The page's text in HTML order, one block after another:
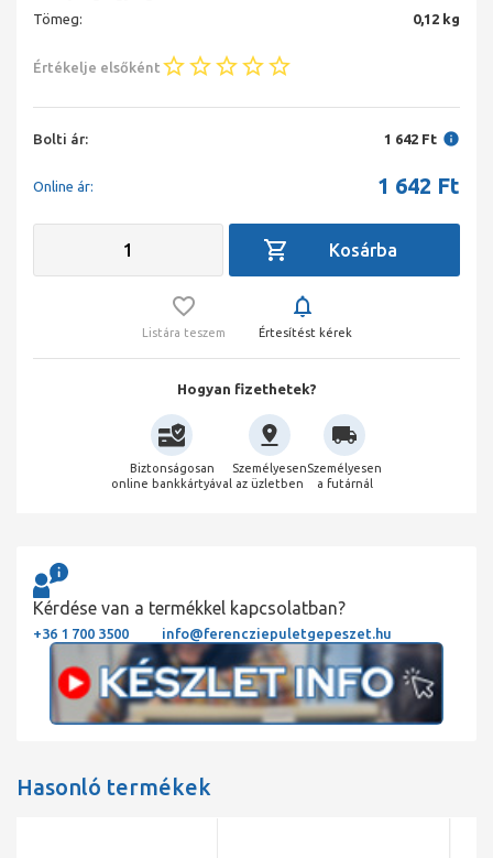
Tömeg:
0,12 kg
Értékelje elsőként
Bolti ár: 1 642 Ft
Online ár: 1 642 Ft
Listára teszem Értesítést kérek
Hogyan fizethetek?
Biztonságosan
online bankkártyával
Személyesen
az üzletben
Személyesen
a futárnál
Kérdése van a termékkel kapcsolatban?
+36 1 700 3500 info@ferencziepuletgepeszet.hu
Hasonló termékek